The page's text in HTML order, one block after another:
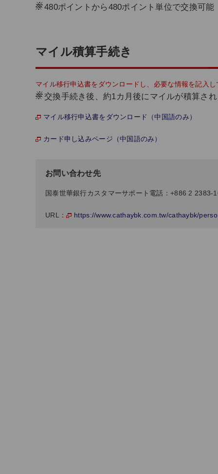
※480ポイントから480ポイント単位で交換可能
マイル積算手続き
マイル移行申込書をダウンロードし、必要な情報を記入
※交換手続き後、約1カ月後にマイルが積算さ
マイル移行申込書をダウンロード（中国語のみ）
カード申し込みページ（中国語のみ）
お問い合わせ先
国泰世華銀行カスタマーサポート電話：+886 2 2383-
URL： https://www.cathaybk.com.tw/cathaybk/